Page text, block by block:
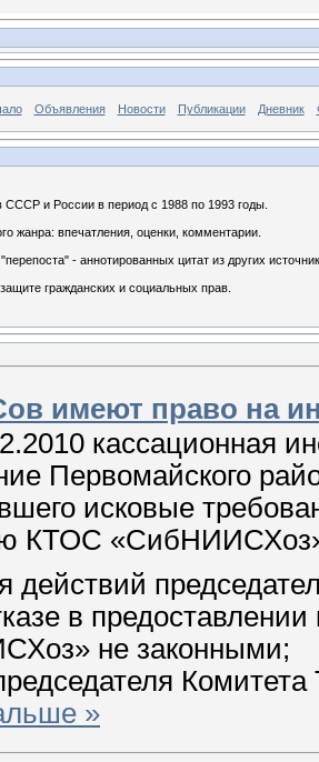
Объявления Новости Публикации Дневник
СССР и России в период с 1988 по 1993 годы.
жанра: впечатления, оценки, комментарии.
- аннотированных цитат из других
гражданских и социальных прав.
имеют право на
кассационная
Первомайского
исковые
КТОС
действий
в
не законными;
»